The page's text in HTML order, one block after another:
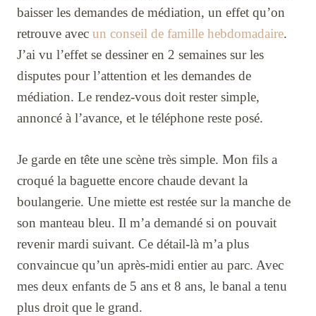
baisser les demandes de médiation, un effet qu’on
retrouve avec un conseil de famille hebdomadaire.
J’ai vu l’effet se dessiner en 2 semaines sur les
disputes pour l’attention et les demandes de
médiation. Le rendez-vous doit rester simple,
annoncé à l’avance, et le téléphone reste posé.
Je garde en tête une scène très simple. Mon fils a
croqué la baguette encore chaude devant la
boulangerie. Une miette est restée sur la manche de
son manteau bleu. Il m’a demandé si on pouvait
revenir mardi suivant. Ce détail-là m’a plus
convaincue qu’un après-midi entier au parc. Avec
mes deux enfants de 5 ans et 8 ans, le banal a tenu
plus droit que le grand.